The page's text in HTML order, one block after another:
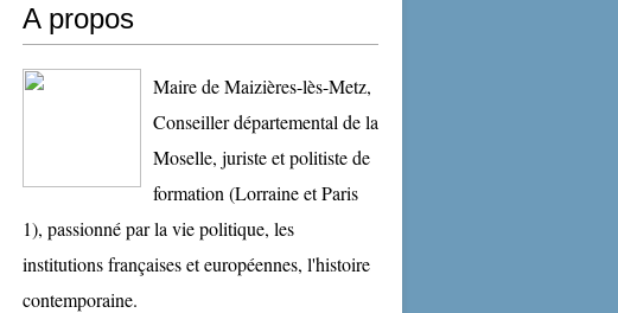
A propos
Maire de Maizières-lès-Metz,
Conseiller départemental de la
Moselle, juriste et politiste de
formation (Lorraine et Paris
1), passionné par la vie politique, les
institutions françaises et européennes, l'histoire
contemporaine.